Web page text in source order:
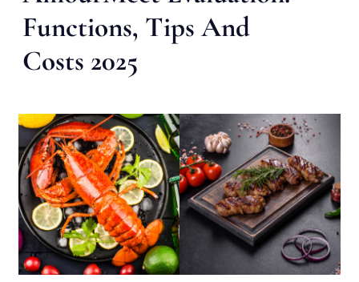
Functions, Tips And
Costs 2025